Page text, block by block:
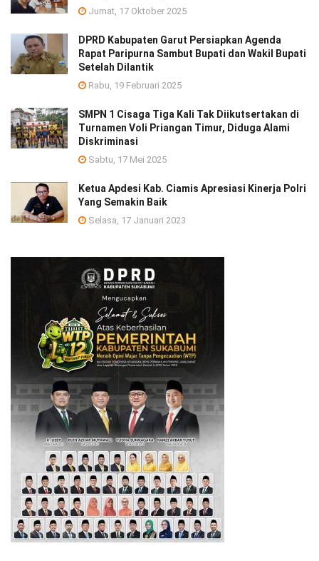
Jumat, 17 Oktober 2025
DPRD Kabupaten Garut Persiapkan Agenda
Rapat Paripurna Sambut Bupati dan Wakil Bupati
Setelah Dilantik
Rabu, 19 Februari 2025
SMPN 1 Cisaga Tiga Kali Tak Diikutsertakan di
Turnamen Voli Priangan Timur, Diduga Alami
Diskriminasi
Sabtu, 17 Mei 2025
Ketua Apdesi Kab. Ciamis Apresiasi Kinerja Polri
Yang Semakin Baik
Selasa, 17 Januari 2023